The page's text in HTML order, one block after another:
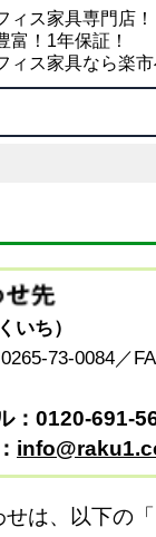
ィス家具専門店！
富！1年保証！
ィス家具なら楽
いち）
73-0084／
：0120-691-
は、以下の